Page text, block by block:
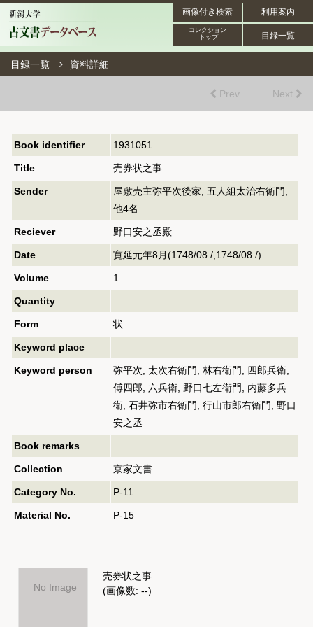
利用案内
画像付き検索
目録一覧
コレクション
トップ
目録一覧 資料詳細
Prev. Next
Book identifier 1931051
Title 売券状之事
Sender
屋敷売主弥平次後家, 五人組太治右衛門,
他4名
Reciever 野口安之丞殿
Date 寛延元年8月(1748/08 /,1748/08 /)
Volume 1
Quantity
Form 状
Keyword place
Keyword person
弥平次, 太次右衛門, 林右衛門, 四郎兵衛,
傅四郎, 六兵衛, 野口七左衛門, 内藤多兵
衛, 石井弥市右衛門, 行山市郎右衛門, 野口
安之丞
Book remarks
Collection 京家文書
Category No. P-11
Material No. P-15
No Image
売券状之事
(画像数: --)